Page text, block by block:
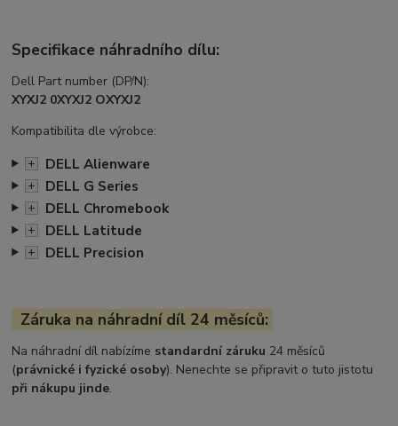
Specifikace náhradního dílu:
Dell Part number (DP/N):
XYXJ2 0XYXJ2 OXYXJ2
Kompatibilita dle výrobce:
+
DELL Alienware
+ DELL G Series
+ DELL Chromebook
+ DELL Latitude
+ DELL Precision
Záruka na náhradní díl 24 měsíců:
Na náhradní díl nabízíme standardní záruku 24 měsíců
(právnické i fyzické osoby). Nenechte se připravit o tuto jistotu
při nákupu jinde.